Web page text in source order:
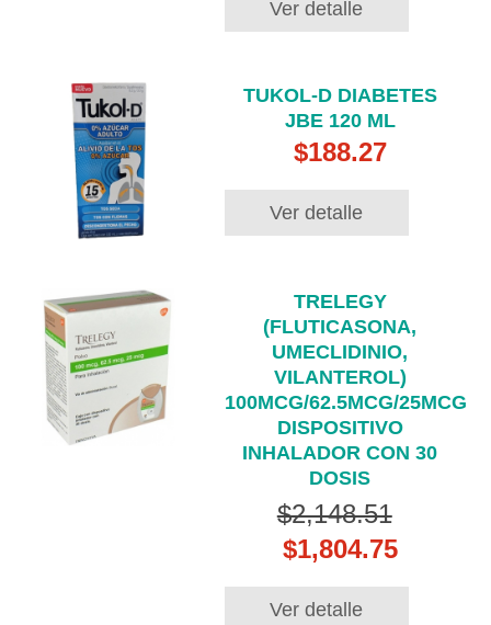
Ver detalle
TUKOL-D DIABETES
JBE 120 ML
$188.27
Ver detalle
TRELEGY
(FLUTICASONA,
UMECLIDINIO,
VILANTEROL)
100MCG/62.5MCG/25MCG
DISPOSITIVO
INHALADOR CON 30
DOSIS
$2,148.51
$1,804.75
Ver detalle